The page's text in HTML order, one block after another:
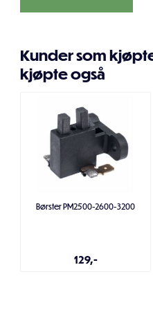
Kunder som
kjøpte også
Børster PM2500-2600-3200
129,-